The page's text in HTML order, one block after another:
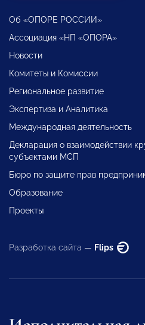
Об «ОПОРЕ РОССИИ»
Ассоциация «НП «ОПОРА»
Новости
Комитеты и Комиссии
Региональное развитие
Экспертиза и Аналитика
Международная деятельность
Декларация о взаимодействии
субъектами МСП
Бюро по защите прав
Образование
Проекты
Разработка сайта — Flips